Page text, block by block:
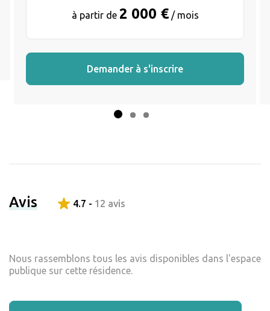
à partir de 2 000 €/ mois
Demander à s'inscrire
Avis 4.7 - 12 avis
Nous rassemblons tous les avis disponibles dans l'espace
publique sur cette résidence.